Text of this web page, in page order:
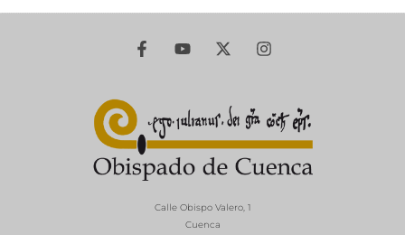
Calle Obispo Valero, 1
Cuenca